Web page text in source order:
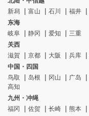
新舄
富山 石川 福井
东海
岐阜
静冈 爱知
三重
关西
滋賀
京都 大阪 兵库
中国・四国
鸟取
岛根 冈山 广岛
高知
九州・冲绳
福冈
佐贺 长崎 熊本